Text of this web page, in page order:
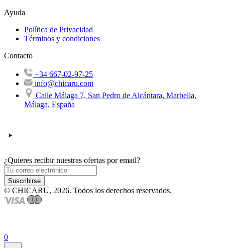
Ayuda
Política de Privacidad
Términos y condiciones
Contacto
+34 667-02-97-25
info@chicaru.com
Calle Málaga 7, San Pedro de Alcántara, Marbella,
Málaga, España
¿Quieres recibir nuestras ofertas por email?
Suscribirse
© CHICARU, 2026. Todos los derechos reservados.
0